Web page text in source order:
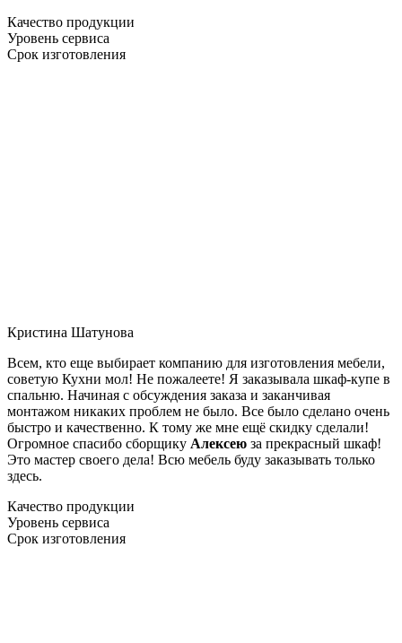
Качество продукции
Уровень сервиса
Срок изготовления
Кристина Шатунова
Всем, кто еще выбирает компанию для изготовления мебели,
советую Кухни мол! Не пожалеете! Я заказывала шкаф-купе в
спальню. Начиная с обсуждения заказа и заканчивая
монтажом никаких проблем не было. Все было сделано очень
быстро и качественно. К тому же мне ещё скидку сделали!
Огромное спасибо сборщику Алексею за прекрасный шкаф!
Это мастер своего дела! Всю мебель буду заказывать только
здесь.
Качество продукции
Уровень сервиса
Срок изготовления